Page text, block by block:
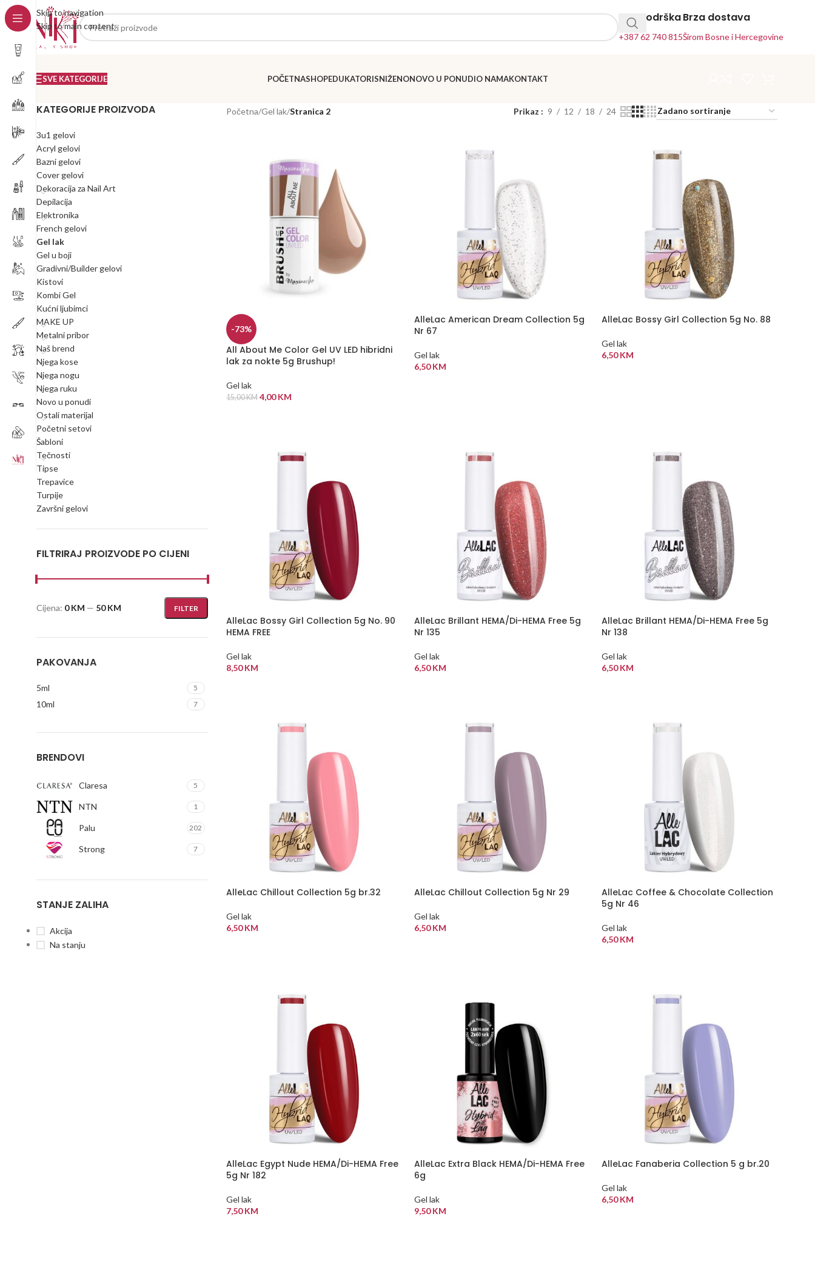
Skip to navigation
Skip to main content
24h Podrška
+387 62 740 815
Brza dostava
Širom Bosne i Hercegovine
SVE KATEGORIJE POČETNASHOPEDUKATORISNIŽENONOVO U PONUDIO NAMAKONTAKT
KATEGORIJE PROIZVODA
3u1 gelovi
Acryl gelovi
Bazni gelovi
Cover gelovi
Dekoracija za Nail Art
Depilacija
Elektronika
French gelovi
Gel lak
Gel u boji
Gradivni/Builder gelovi
Kistovi
Kombi Gel
Kućni ljubimci
MAKE UP
Metalni pribor
Naš brend
Njega kose
Njega nogu
Njega ruku
Novo u ponudi
Ostali materijal
Početni setovi
Šabloni
Tečnosti
Tipse
Trepavice
Turpije
Završni gelovi
FILTRIRAJ PROIZVODE PO CIJENI
FILTER
Cijena: 0 KM — 50 KM
PAKOVANJA
5ml 5
10ml 7
BRENDOVI
Claresa 5
NTN 1
Palu 202
Strong 7
STANJE ZALIHA
Akcija
Na stanju
Početna/Gel lak/Stranica 2 Prikaz 9 12 18 24
-73%
All About Me Color Gel UV LED hibridni
lak za nokte 5g Brushup!
Gel lak
15,00KM 4,00KM
AlleLac American Dream Collection 5g
Nr 67
Gel lak
6,50KM
AlleLac Bossy Girl Collection 5g No. 88
Gel lak
6,50KM
AlleLac Bossy Girl Collection 5g No. 90
HEMA FREE
Gel lak
8,50KM
AlleLac Brillant HEMA/Di-HEMA Free 5g
Nr 135
Gel lak
6,50KM
AlleLac Brillant HEMA/Di-HEMA Free 5g
Nr 138
Gel lak
6,50KM
AlleLac Chillout Collection 5g br.32
Gel lak
6,50KM
AlleLac Chillout Collection 5g Nr 29
Gel lak
6,50KM
AlleLac Coffee & Chocolate Collection
5g Nr 46
Gel lak
6,50KM
AlleLac Egypt Nude HEMA/Di-HEMA Free
5g Nr 182
Gel lak
7,50KM
AlleLac Extra Black HEMA/Di-HEMA Free
6g
Gel lak
9,50KM
AlleLac Fanaberia Collection 5 g br.20
Gel lak
6,50KM